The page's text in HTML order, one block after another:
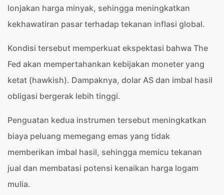
lonjakan harga minyak, sehingga meningkatkan
kekhawatiran pasar terhadap tekanan inflasi global.
Kondisi tersebut memperkuat ekspektasi bahwa The
Fed akan mempertahankan kebijakan moneter yang
ketat (hawkish). Dampaknya, dolar AS dan imbal hasil
obligasi bergerak lebih tinggi.
Penguatan kedua instrumen tersebut meningkatkan
biaya peluang memegang emas yang tidak
memberikan imbal hasil, sehingga memicu tekanan
jual dan membatasi potensi kenaikan harga logam
mulia.